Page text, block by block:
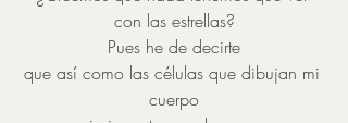
con las estrellas?
Pues he de decirte
que así como las células que dibujan mi
cuerpo